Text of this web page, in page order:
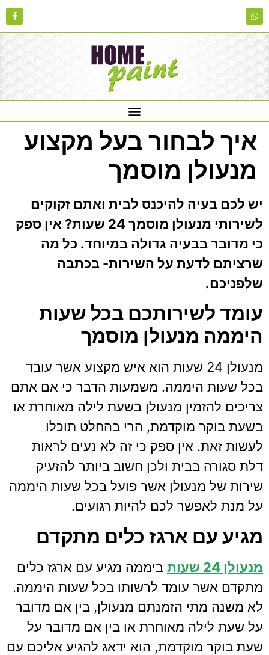
איך לבחור בעל מקצוע
מנעולן מוסמך
יש לכם בעיה להיכנס לבית ואתם זקוקים
לשירותי מנעולן מוסמך 24 שעות? אין ספק
כי מדובר בבעיה גדולה במיוחד. כל מה
שרציתם לדעת על השירות- בכתבה
שלפניכם.
עומד לשירותכם בכל שעות
היממה מנעולן מוסמך
מנעולן 24 שעות הוא איש מקצוע אשר עובד
בכל שעות היממה. משמעות הדבר כי אם אתם
צריכים להזמין מנעולן בשעת לילה מאוחרת או
בשעת בוקר מוקדמת, הרי בהחלט תוכלו
לעשות זאת. אין ספק כי זה לא נעים לראות
דלת סגורה בבית ולכן חשוב ביותר להזעיק
שירות של מנעולן אשר פועל בכל שעות היממה
על מנת לאפשר לכם להיות רגועים.
מגיע עם ארגז כלים מתקדם
מנעולן 24 שעות
ביממה מגיע עם ארגז כלים
מתקדם אשר עומד לרשותו בכל שעות היממה.
לא משנה מתי הזמנתם מנעולן, בין אם מדובר
על שעת לילה מאוחרת או בין אם מדובר על
שעת בוקר מוקדמת, הוא ידאג להגיע אליכם עם